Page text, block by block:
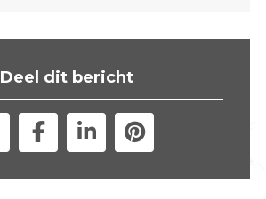
i
Deel dit bericht